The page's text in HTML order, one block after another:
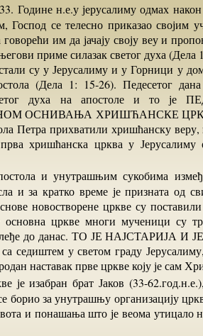
се телесно приказао својим
им да јачају своју веу и
приме силазак светог духа (Дела
су у Јерусалиму и у Горници у
(Дела 1: 15-26). Педесетог
духа на апостоле и то је
ОСНИВАЊА ХРИШЋАНСКЕ
Петра прихватили хришћанску веру,
хришћанска црква у Јерусалиму
и за кратко време је призната од
новостворене цркве су
цркве многи мученици су
до данас. ТО ЈЕ НАЈСТАРИЈА
у светом граду Јерусалиму,
наставак прве цркве коју је сам
борио за унутрашњу организацију
и понашања што је веома утицало